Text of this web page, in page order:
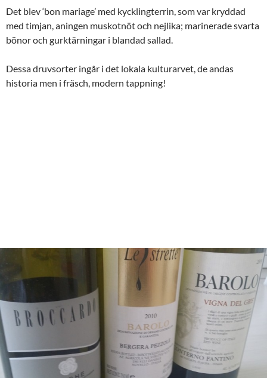
Det blev ‘bon mariage’ med kycklingterrin, som var kryddad
med timjan, aningen muskotnöt och nejlika; marinerade svarta
bönor och gurktärningar i blandad sallad.
Dessa druvsorter ingår i det lokala kulturarvet, de andas
historia men i fräsch, modern tappning!